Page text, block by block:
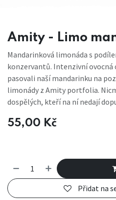
Amity - Limo
Mandarinková limonáda s
konzervantů. Intenzivní ovocná
pasovali naší mandarinku na
limonády z Amity portfolia.
dospělých, kteří na ní nedají
55,00 Kč
Přidat na